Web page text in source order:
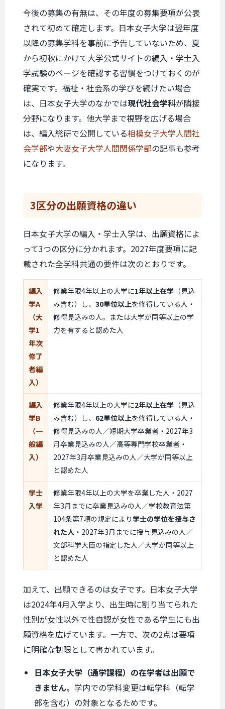
今後の募集の有無は、その年度の募集要項が公表
されて初めて確定します。日本女子大学は翌年度
以降の募集学科を事前に予告していないため、夏
から初秋にかけて大学公式サイトの編入・学士入
学試験のページを確認する習慣をつけておくのが
確実です。福祉・社会系の学びを続けたい場合
は、日本女子大学のなかでは現代社会学科が隣接
分野になります。他大学まで視野を広げる場合
は、編入総研で公開している相模女子大学人間社
会学部や大妻女子大学人間関係学部の記事も参考
になります。
3区分の出願資格の違い
日本女子大学の編入・学士入学は、出願資格によ
って3つの区分に分かれます。2027年度要項に記
載された全学科共通の要件は次のとおりです。
編入
学A
（大
学1
年次
修了
者編
入）
修業年限4年以上の大学に1年以上在学 （見込
み含む）し、 30単位以上を修得している人・
修得見込みの人。または大学が同等以上の学
力を有すると認めた人
編入
学B
（一
般編
入）
修業年限4年以上の大学に2年以上在学 （見込
み含む）し、 62単位以上を修得している人・
修得見込みの人／短期大学卒業者・2027年3
月卒業見込みの人／高等専門学校卒業者・
2027年3月卒業見込みの人／大学が同等以上
と認めた人
学士
入学
修業年限4年以上の大学を卒業した人・2027
年3月までに卒業見込みの人／学校教育法第
104条第7項の規定により学士の学位を授与さ
れた人 ・2027年3月までに授与見込みの人／
文部科学大臣の指定した人／大学が同等以上
と認めた人
加えて、出願できるのは女子です。日本女子大学
は2024年4月入学より、出生時に割り当てられた
性別が女性以外で性自認が女性である学生にも出
願資格を広げています。一方で、次の2点は要項
に明確な制限として書かれています。
日本女子大学（通学課程）の在学者は出願で
きません。 学内での学科変更は転学科（転学
部を含む）の対象となるためです。